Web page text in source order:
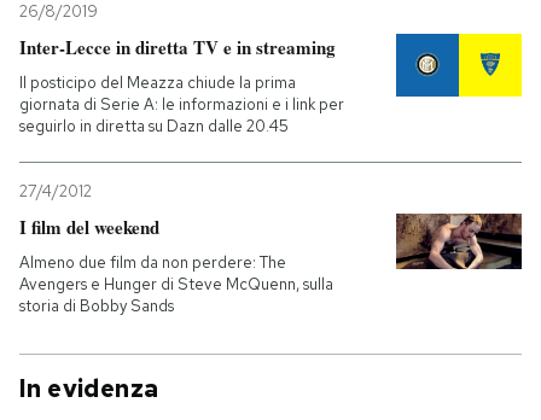
26/8/2019
Inter-Lecce in diretta TV e in streaming
Il posticipo del Meazza chiude la prima
giornata di Serie A: le informazioni e i link per
seguirlo in diretta su Dazn dalle 20.45
27/4/2012
I film del weekend
Almeno due film da non perdere: The
Avengers e Hunger di Steve McQuenn, sulla
storia di Bobby Sands
In evidenza